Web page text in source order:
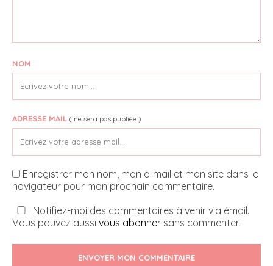
NOM
ADRESSE MAIL ( ne sera pas publiée )
Enregistrer mon nom, mon e-mail et mon site dans le
navigateur pour mon prochain commentaire.
Notifiez-moi des commentaires à venir via émail.
Vous pouvez aussi vous abonner sans commenter.
ENVOYER MON COMMENTAIRE